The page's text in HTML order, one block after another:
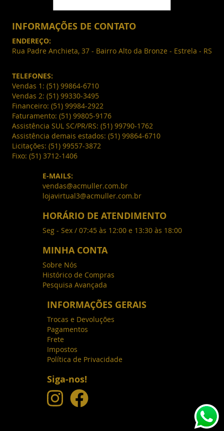
INFORMAÇÕES DE CONTATO
ENDEREÇO:
Rua Padre Anchieta, 37 - Bairro Alto da Bronze - Estrela - RS
TELEFONES:
Vendas 1: (51) 99864-6710
Vendas 2: (51) 99330-3495
Financeiro: (51) 99984-2922
Faturamento: (51) 99805-9176
Assistência SUL SC/PR/RS: (51) 99790-1762
Assistência demais estados: (51) 99864-6710
Licitações: (51) 99557-3872
Fixo: (51) 3712-1406
E-MAILS:
vendas@acmuller.com.br
lojavirtual3@acmuller.com.br
HORÁRIO DE ATENDIMENTO
Seg - Sex / 07:45 às 12:00 e 13:30 às 18:00
MINHA CONTA
Sobre Nós
Histórico de Compras
Pesquisa Avançada
INFORMAÇÕES GERAIS
Trocas e Devoluções
Pagamentos
Frete
Impostos
Política de Privacidade
Siga-nos!